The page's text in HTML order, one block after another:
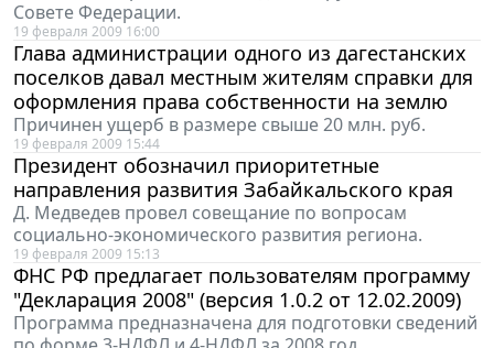
Совете Федерации.
19 февраля 2009 16:00
Глава администрации одного из дагестанских
поселков давал местным жителям справки для
оформления права собственности на землю
Причинен ущерб в размере свыше 20 млн. руб.
19 февраля 2009 15:44
Президент обозначил приоритетные
направления развития Забайкальского края
Д. Медведев провел совещание по вопросам
социально-экономического развития региона.
19 февраля 2009 15:13
ФНС РФ предлагает пользователям программу
"Декларация 2008" (версия 1.0.2 от 12.02.2009)
Программа предназначена для подготовки сведений